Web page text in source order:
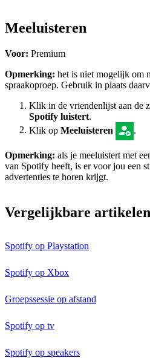
Meeluisteren
Voor: Premium
Opmerking: het is niet mogelijk om
spraakoproep. Gebruik in plaats
Klik in de vriendenlijst aan de
Spotify luistert.
Klik op Meeluisteren .
Opmerking: als je meeluistert met
van Spotify heeft, is er voor jou een
advertenties te horen krijgt.
Vergelijkbare artikelen
Spotify op Playstation
Spotify op Xbox
Groepssessie op afstand
Spotify op tv
Spotify op speakers